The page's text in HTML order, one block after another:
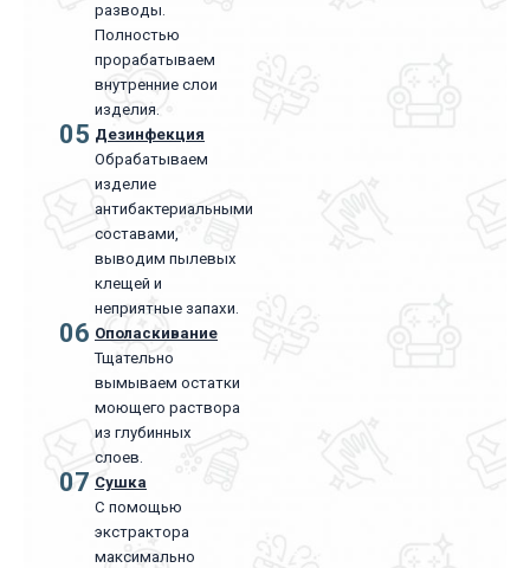
разводы.
Полностью
прорабатываем
внутренние слои
изделия.
05 Дезинфекция
Обрабатываем
изделие
антибактериальными
составами,
выводим пылевых
клещей и
неприятные запахи.
06 Ополаскивание
Тщательно
вымываем остатки
моющего раствора
из глубинных
слоев.
07 Сушка
С помощью
экстрактора
максимально